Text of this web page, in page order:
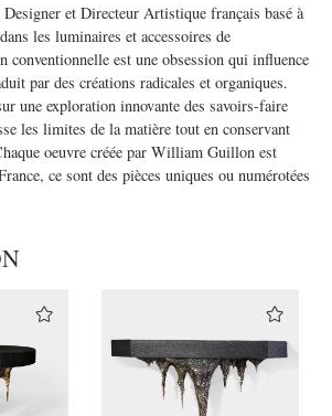
et Directeur Artistique français basé à
les luminaires et accessoires de
conventionnelle est une obsession qui influence
par des créations radicales et organiques.
une exploration innovante des savoirs-faire
les limites de la matière tout en conservant
oeuvre créée par William Guillon est
ce sont des pièces uniques ou numérotées